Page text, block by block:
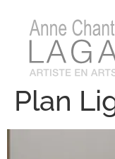
Plan